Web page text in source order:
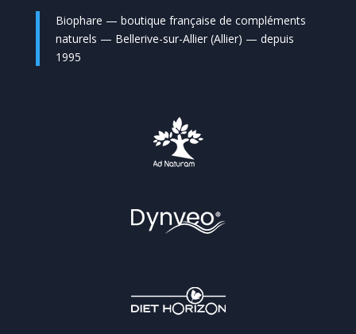
Biophare — boutique française de compléments
naturels — Bellerive-sur-Allier (Allier) — depuis
1995